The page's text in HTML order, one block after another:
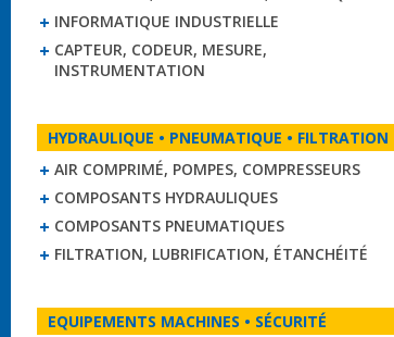
INFORMATIQUE INDUSTRIELLE
CAPTEUR, CODEUR, MESURE,
INSTRUMENTATION
HYDRAULIQUE • PNEUMATIQUE • FILTRATION
AIR COMPRIMÉ, POMPES, COMPRESSEURS
COMPOSANTS HYDRAULIQUES
COMPOSANTS PNEUMATIQUES
FILTRATION, LUBRIFICATION, ÉTANCHÉITÉ
EQUIPEMENTS MACHINES • SÉCURITÉ